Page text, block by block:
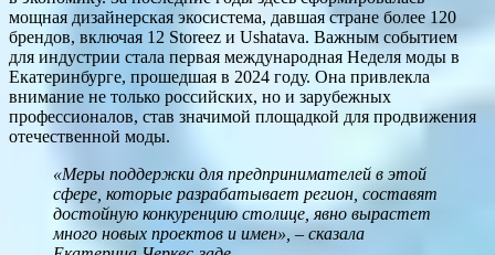
мощная дизайнерская экосистема, давшая стране более 120
брендов, включая 12 Storeez и Ushatava. Важным событием
для индустрии стала первая международная Неделя моды в
Екатеринбурге, прошедшая в 2024 году. Она привлекла
внимание не только российских, но и зарубежных
профессионалов, став значимой площадкой для продвижения
отечественной моды.
«Меры поддержки для предпринимателей в этой
сфере, которые разрабатывает регион, составят
достойную конкуренцию столице, явно вырастет
много новых проектов и имен», – сказала